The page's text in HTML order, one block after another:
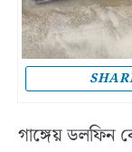
গাঙ্গেয় ডলফিন